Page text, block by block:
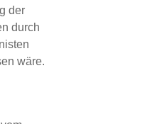
der
durch
wäre.